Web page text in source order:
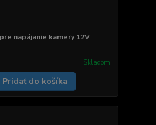
napájanie kamery 12V
Skladom
Pridať do košíka